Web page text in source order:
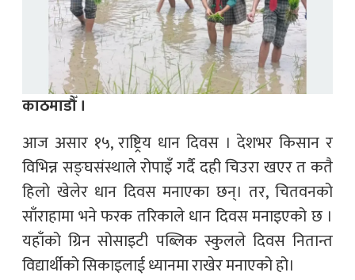
काठमाडौँ ।
आज असार १५, राष्ट्रिय धान दिवस । देशभर किसान र
विभिन्न सङ्घसंस्थाले रोपाइँ गर्दै दही चिउरा खएर त कतै
हिलो खेलेर धान दिवस मनाएका छन्। तर, चितवनको
साँराहामा भने फरक तरिकाले धान दिवस मनाइएको छ ।
यहाँको ग्रिन सोसाइटी पब्लिक स्कुलले दिवस नितान्त
विद्यार्थीको सिकाइलाई ध्यानमा राखेर मनाएको हो।